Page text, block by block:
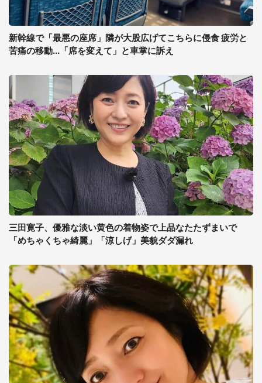
新幹線で「最悪の座席」隣が大股広げてこちらに侵食 疲労と
苦痛の移動...「席を変えて」と車掌に訴え
三田寛子、優雅な淡い黄色の着物姿で上品なたたずまいで
「めちゃくちゃ綺麗」「涼しげ」美貌ダダ漏れ